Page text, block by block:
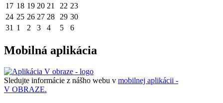
17 18 19 20 21 22 23
24 25 26 27 28 29 30
31 1 2 3 4 5 6
Mobilná aplikácia
Sledujte informácie z nášho webu v mobilnej aplikácii -
V OBRAZE.